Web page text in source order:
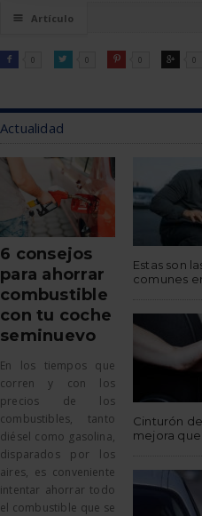
☰ Artículo

FACEBOOK
0 
TWITTER0 
PINTEREST
0 
GOOGLE0
Actualidad
6 consejos
para ahorrar
combustible
con tu coche
seminuevo
En los tiempos que
corren y con los
precios de los
combustibles, tanto
diésel como gasolina,
disparados por los
aires, es conveniente
intentar ahorrar todo
el combustible que se
Estas son
comunes
Cinturón
mejora